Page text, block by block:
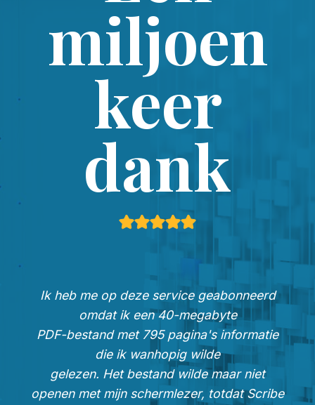
miljoen
keer
dank
Ik heb me op deze service geabonneerd
omdat ik een 40-megabyte
PDF-bestand met 795 pagina's informatie
die ik wanhopig wilde
gelezen. Het bestand wilde maar niet
openen met mijn schermlezer, totdat Scribe